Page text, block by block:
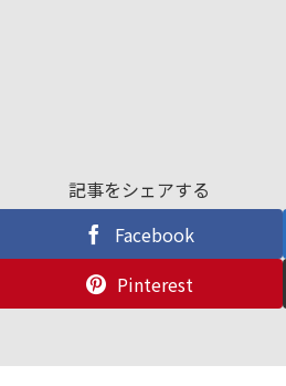
記事をシェアする
Facebook
Pinterest